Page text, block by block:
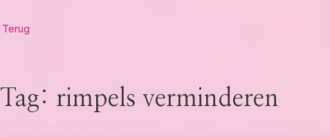
Terug
Tag: rimpels verminderen